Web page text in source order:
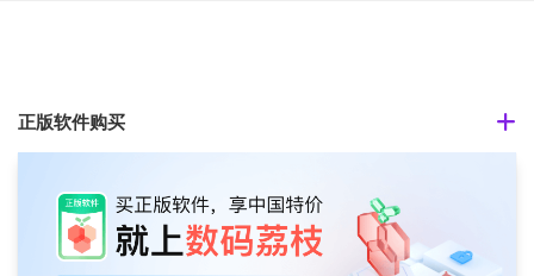
正版软件购买